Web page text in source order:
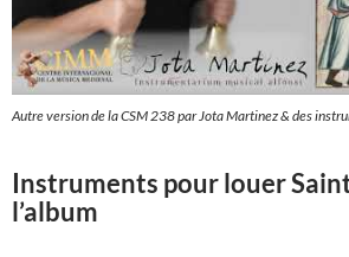
Autre version de la CSM 238 par Jota Martinez & des
Instruments pour louer
l’album